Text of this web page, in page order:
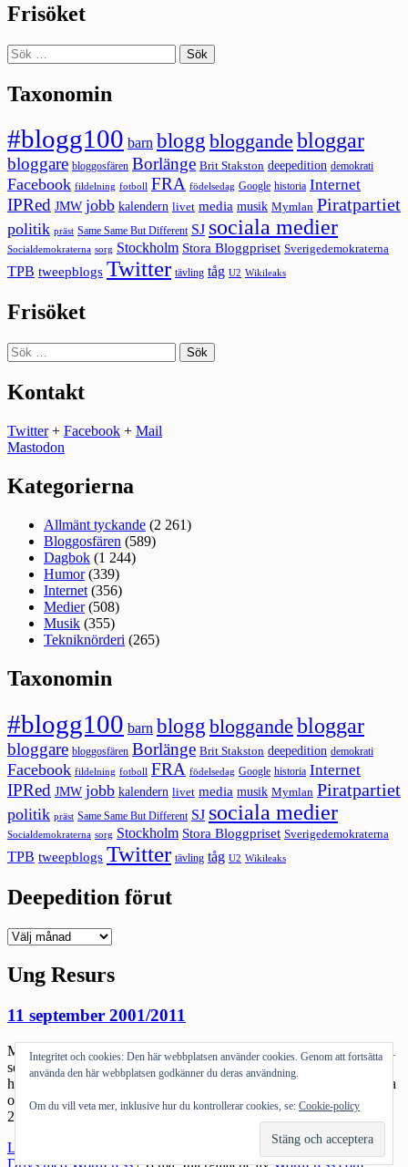
Frisöket
Sök
efter:
Taxonomin
#blogg100 barn blogg bloggande bloggar
bloggare bloggosfären Borlänge Brit Stakston deepedition demokrati
Facebook fildelning fotboll FRA födelsedag Google historia Internet
IPRed JMW jobb kalendern livet media musik Mymlan Piratpartiet
politik präst Same Same But Different SJ sociala medier
Socialdemokraterna sorg Stockholm Stora Bloggpriset Sverigedemokraterna
TPB tweepblogs Twitter tävling tåg U2 Wikileaks
Frisöket
Sök
efter:
Kontakt
Twitter+ Facebook + Mail
Mastodon
Kategorierna
Allmänt tyckande (2 261)
Bloggosfären (589)
Dagbok (1 244)
Humor(339)
Internet (356)
Medier(508)
Musik (355)
Tekniknörderi (265)
Taxonomin
#blogg100 barn blogg bloggande bloggar
bloggare bloggosfären Borlänge Brit Stakston deepedition demokrati
Facebook fildelning fotboll FRA födelsedag Google historia Internet
IPRed JMW jobb kalendern livet media musik Mymlan Piratpartiet
politik präst Same Same But Different SJ sociala medier
Socialdemokraterna sorg Stockholm Stora Bloggpriset Sverigedemokraterna
TPB tweepblogs Twitter tävling tåg U2 Wikileaks
Deepedition förut
Deepedition
Ung Resurs
11 september 2001/2011
Många kommer att göra diverse analyser om vad som hänt sedan 11
september 2001. Många minns den dagen idag. Tio år, det är ett
hack i tiden – som vi behöver för att minnas och för att kunna skapa
ordning i vår verklighetsbild (läs gärna mina tidigare årsposter:
2005, 2006, 2009 och 2010 Själv fick jag hjälp att […]
Läs mer
september
Drivs med WordPress |Tema: Intergalactic avWordPress.com.
Integritet och cookies: Den här webbplatsen använder cookies. Genom att fortsätta
använda den här webbplatsen godkänner du deras användning.
Om du vill veta mer, inklusive hur du kontrollerar cookies, se: Cookie-policy